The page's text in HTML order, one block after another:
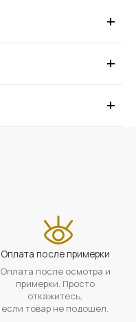
+
+
+
Оплата после примерки
Оплата после осмотра и
примерки. Просто
откажитесь,
если товар не подошел.